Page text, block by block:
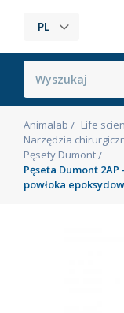
PL
Animalab
Life
Narzędzia
Pęsety Dumont
Pęseta Dumont
powłoka